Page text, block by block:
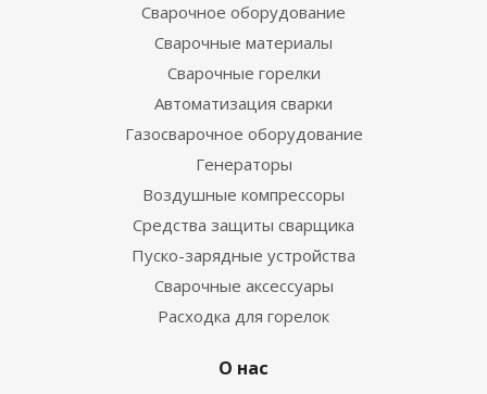
Сварочное оборудование
Сварочные материалы
Сварочные горелки
Автоматизация сварки
Газосварочное оборудование
Генераторы
Воздушные компрессоры
Средства защиты сварщика
Пуско-зарядные устройства
Сварочные аксессуары
Расходка для горелок
О нас